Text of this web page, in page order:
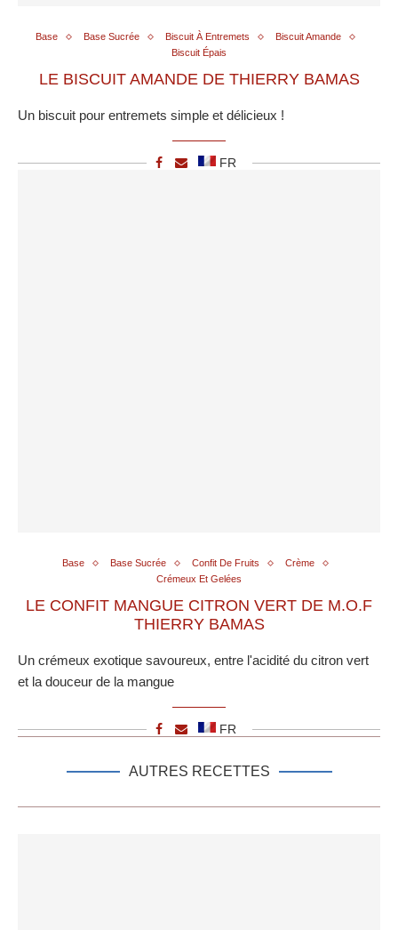
Base Base Sucrée Biscuit À Entremets
Biscuit Amande
Biscuit Épais
LE BISCUIT AMANDE DE THIERRY BAMAS
Un biscuit pour entremets simple et délicieux !
FR
Base Base Sucrée Confit De Fruits
Crème
Crémeux Et Gelées
LE CONFIT MANGUE CITRON VERT DE M.O.F
THIERRY BAMAS
Un crémeux exotique savoureux, entre l'acidité du citron vert
et la douceur de la mangue
FR
AUTRES RECETTES